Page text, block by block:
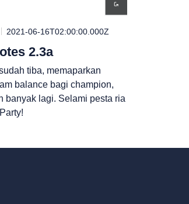
2021-06-16T02:00:00.000Z
2.3a
tiba, memaparkan
balance bagi champion,
banyak lagi. Selami pesta ria